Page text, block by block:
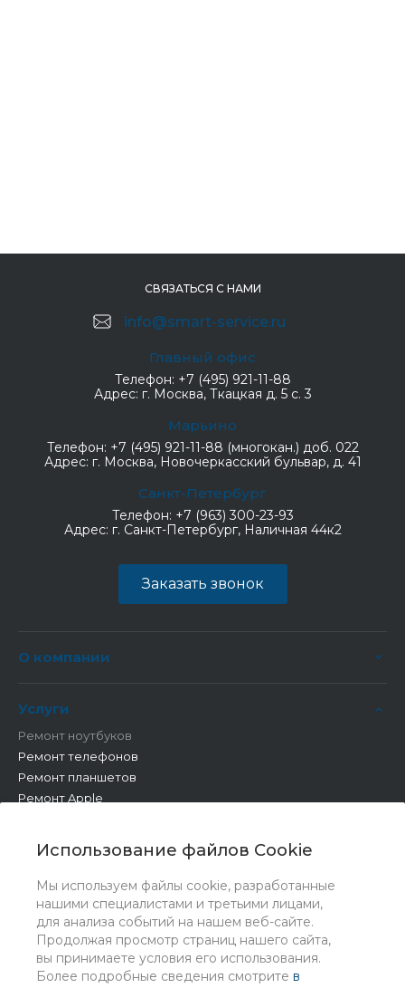
Использование файлов Cookie
Мы используем файлы cookie, разработанные
нашими специалистами и третьими лицами,
для анализа событий на нашем веб-сайте.
Продолжая просмотр страниц нашего сайта,
вы принимаете условия его использования.
Более подробные сведения смотрите в
СВЯЗАТЬСЯ С НАМИ
info@smart-service.ru
Главный офис
Телефон: +7 (495) 921-11-88
Адрес: г. Москва, Ткацкая д. 5 с. 3
Марьино
Телефон: +7 (495) 921-11-88 (многокан.) доб. 022
Адрес: г. Москва, Новочеркасский бульвар, д. 41
Санкт-Петербург
Телефон: +7 (963) 300-23-93
Адрес: г. Санкт-Петербург, Наличная 44к2
Заказать звонок
О компании
Услуги
Ремонт ноутбуков
Ремонт телефонов
Ремонт планшетов
Ремонт Apple